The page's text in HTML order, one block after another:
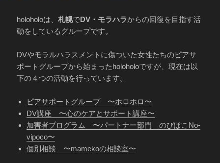
holoholoは、札幌でDV・モラハラからの回復を目指す活
動をしているグループです。
DVやモラルハラスメントに傷ついた女性たちのピアサ
ポートグループから始まったholoholoですが、現在は以
下の４つの活動を行っています。
ピアサポートグループ 〜ホロホロ〜
DV講座 〜心のケアとサポート講座〜
加害者プログラム 〜パートナー部門 のびぽこNo-
vipoco〜
個別相談 〜mamekoの相談室〜